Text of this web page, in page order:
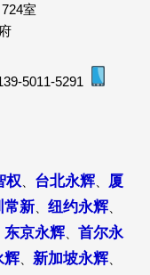
室
5011-5291
权 台北永辉、
厦
常新、 纽约永辉、
东京永辉、 首尔永
辉、 新加坡永辉、